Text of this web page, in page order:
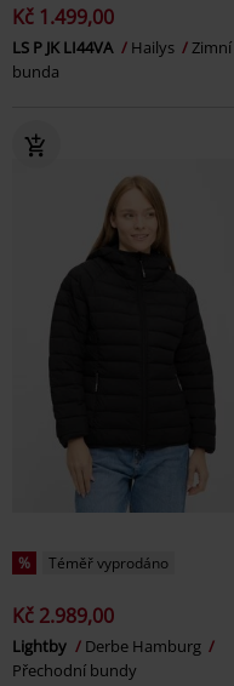
Kč 1.499,00
LS P JK LI44VA Hailys
Zimní
bunda
% Téměř vyprodáno
Kč 2.989,00
Lightby
Derbe Hamburg
Přechodní bundy